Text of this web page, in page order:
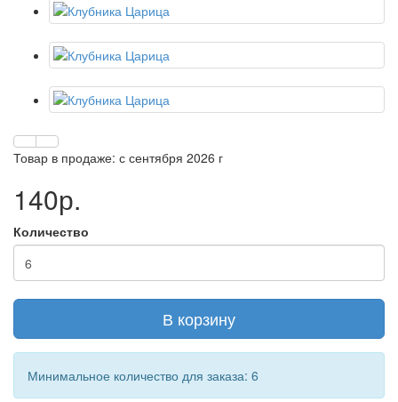
Товар в продаже: с сентября 2026 г
140р.
Количество
В корзину
Минимальное количество для заказа: 6